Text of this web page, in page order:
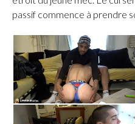
passif commence à prendre